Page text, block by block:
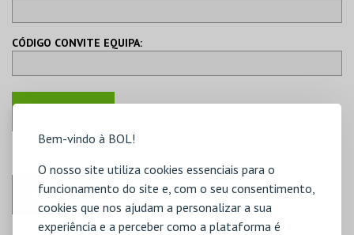
Bem-vindo à BOL!
O nosso site utiliza cookies essenciais para o
funcionamento do site e, com o seu consentimento,
cookies que nos ajudam a personalizar a sua
experiência e a perceber como a plataforma é
CÓDIGO CONVITE EQUIPA:
ANTERIOR